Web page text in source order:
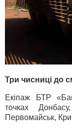
Три чисниці до
Екіпаж БТР
точках
Первомайськ,